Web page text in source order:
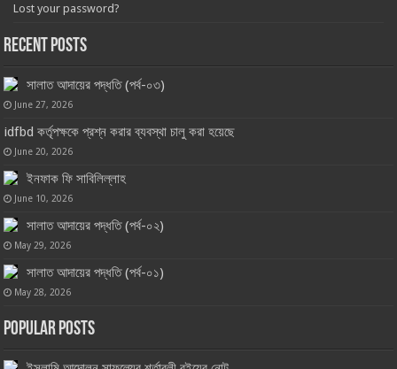
Lost your password?
Recent Posts
সালাত আদায়ের পদ্ধতি (পর্ব-০৩)
June 27, 2026
idfbd কর্তৃপক্ষকে প্রশ্ন করার ব্যবস্থা চালু করা হয়েছে
June 20, 2026
ইনফাক ফি সাবিলিল্লাহ
June 10, 2026
সালাত আদায়ের পদ্ধতি (পর্ব-০২)
May 29, 2026
সালাত আদায়ের পদ্ধতি (পর্ব-০১)
May 28, 2026
Popular Posts